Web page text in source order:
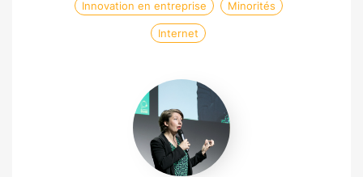
Innovation en entreprise Minorités
Internet
Marie-
caroline
Bénézet